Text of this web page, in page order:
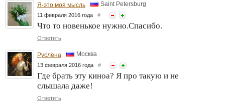
Я-это моя мысль Saint Petersburg
11 февраля 2016 года #
Что то новенькое нужно.Спасибо.
Ответить
Руслёна Москва
13 февраля 2016 года #
Где брать эту киноа? Я про такую и не
слышала даже!
Ответить